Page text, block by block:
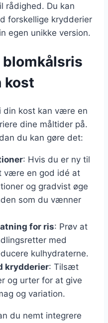
rådighed. Du kan
forskellige krydderier
egen unikke version.
kost
din kost kan være en
dine måltider på.
du kan gøre det:
: Hvis du er ny til
være en god idé at
og gradvist øge
som du vænner
for ris: Prøv at
med
kulhydraterne.
krydderier: Tilsæt
og urter for at give
og variation.
du nemt integrere